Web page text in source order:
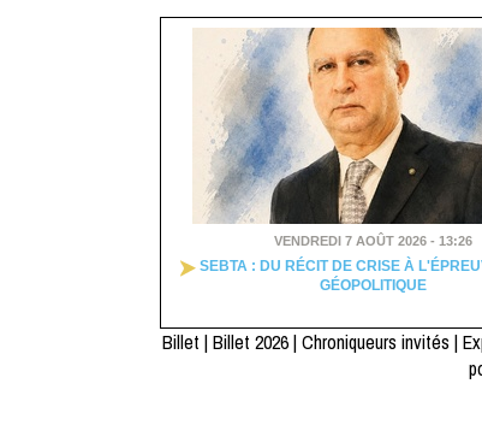
VENDREDI 7 AOÛT 2026 - 13:26
SEBTA : DU RÉCIT DE CRISE À
GÉOPOLITIQUE
Billet |Billet 2026|Chroniqueurs invités |